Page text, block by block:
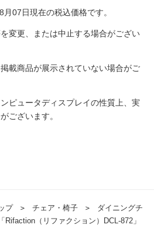
07日現在の税込価格です。
変更、または中止する場合がござい
載商品が展示されていない場合がご
ピュータディスプレイの性質上、実
ございます。
プ ＞ チェア・椅子 ＞
ダイニングチ
Rifaction（リファクション）DCL-872」